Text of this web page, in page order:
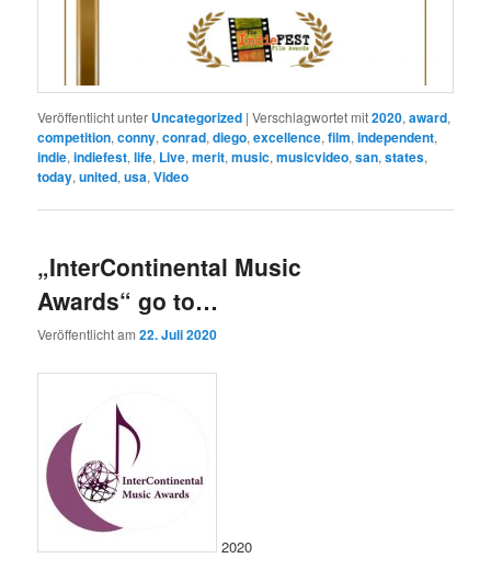
Veröffentlicht unter Uncategorized |Verschlagwortet mit2020,award,
competition,conny,conrad,diego,excellence,film,independent,
indie,indiefest,life, Live,merit,music,musicvideo,san,states,
today,united,usa,Video
„InterContinental Music
Awards“ go to…
Veröffentlicht am22. Juli 2020
2020